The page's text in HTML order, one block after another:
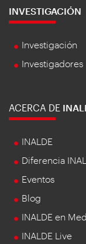
INVESTIGACIÓN
Investigación
Investigadores
ACERCA DE
INALDE
Diferencia
Eventos
Blog
INALDE en
INALDE Live